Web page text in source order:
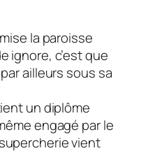
la paroisse
ignore, c’est que
ailleurs sous sa
un diplôme
engagé par le
vient